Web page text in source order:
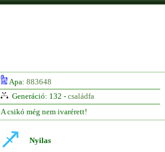
Apa: 883648
Generáció: 132 - családfa
A csikó még nem ivarérett!
Nyilas